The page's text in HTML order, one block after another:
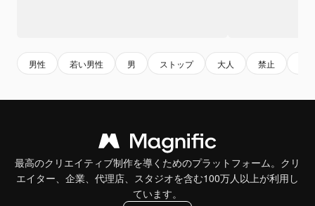
男性 若い男性 男 ストップ 大人 禁止
最高のクリエイティブ制作を導くためのプラットフォーム。クリ
エイター、企業、代理店、スタジオを含む100万人以上が利用し
ています。